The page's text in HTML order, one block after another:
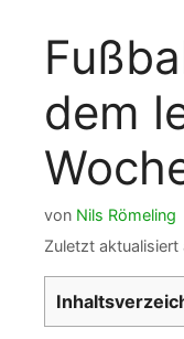
Alle Fußball
Adidas Trionda:
Spielball
Alle Nationalspieler
2026
WM 2026
& Spielplan
dem
von Nils Römeling
Zuletzt